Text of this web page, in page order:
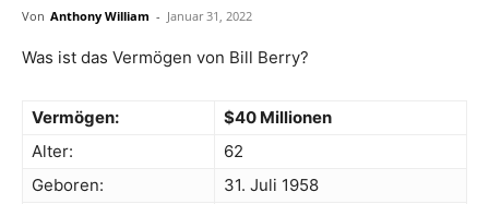
Von Anthony William - Januar 31, 2022
Was ist das Vermögen von Bill Berry?
Vermögen:
$40 Millionen
Alter:
62
Geboren:
31. Juli 1958